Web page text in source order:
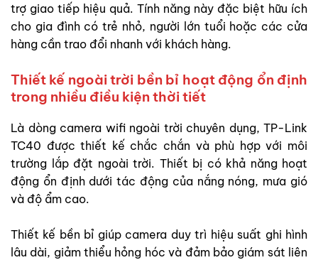
trợ giao tiếp hiệu quả. Tính năng này đặc biệt hữu ích
cho gia đình có trẻ nhỏ, người lớn tuổi hoặc các cửa
hàng cần trao đổi nhanh với khách hàng.
Thiết kế ngoài trời bền bỉ hoạt động ổn định
trong nhiều điều kiện thời tiết
Là dòng camera wifi ngoài trời chuyên dụng, TP-Link
TC40 được thiết kế chắc chắn và phù hợp với môi
trường lắp đặt ngoài trời. Thiết bị có khả năng hoạt
động ổn định dưới tác động của nắng nóng, mưa gió
và độ ẩm cao.
Thiết kế bền bỉ giúp camera duy trì hiệu suất ghi hình
lâu dài, giảm thiểu hỏng hóc và đảm bảo giám sát liên